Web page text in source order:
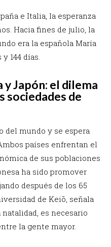
e Italia, la esperanza
Hacia fines de julio, la
era la española María
144 días.
y Japón: el dilema
sociedades de
del mundo y se espera
países enfrentan el
de sus poblaciones
ha sido promover
después de los 65
de Keiō, señala
es necesario
la gente mayor.